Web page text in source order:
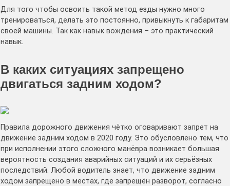
Для того чтобы освоить такой метод езды нужно много
тренироваться, делать это постоянно, привыкнуть к габаритам
своей машины. Так как навык вождения – это практический
навык.
В каких ситуациях запрещено
двигаться задним ходом?
Правила дорожного движения чётко оговаривают запрет на
движение задним ходом в 2020 году. Это обусловлено тем, что
при исполнении этого сложного манёвра возникает большая
вероятность создания аварийных ситуаций и их серьёзных
последствий. Любой водитель знает, что движение задним
ходом запрещено в местах, где запрещён разворот, согласно